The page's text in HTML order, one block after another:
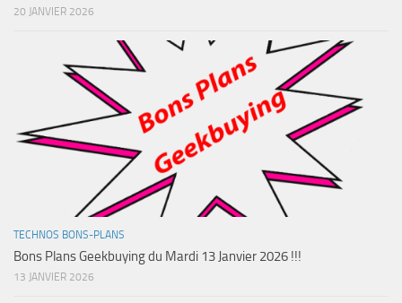
20 JANVIER 2026
TECHNOS BONS-PLANS
Bons Plans Geekbuying du Mardi 13 Janvier 2026 !!!
13 JANVIER 2026